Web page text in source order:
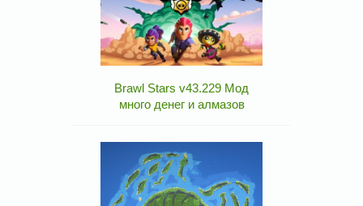
Brawl Stars v43.229 Мод
много денег и алмазов